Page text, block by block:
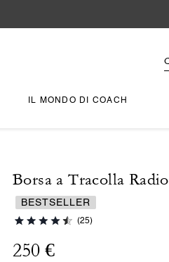
IL MONDO DI COACH
Borsa a Tracolla Radio
BESTSELLER
(25)
250 €